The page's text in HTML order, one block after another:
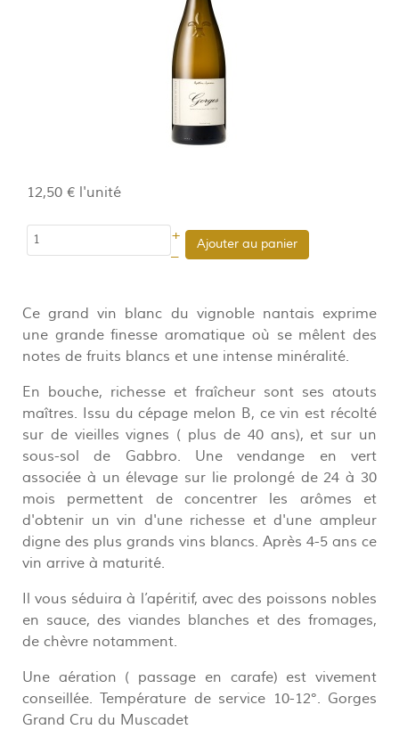
12,50 € l'unité
+
–
Ajouter au panier
Ce grand vin blanc du vignoble nantais exprime
une grande finesse aromatique où se mêlent des
notes de fruits blancs et une intense minéralité.
En bouche, richesse et fraîcheur sont ses atouts
maîtres. Issu du cépage melon B, ce vin est récolté
sur de vieilles vignes ( plus de 40 ans), et sur un
sous-sol de Gabbro. Une vendange en vert
associée à un élevage sur lie prolongé de 24 à 30
mois permettent de concentrer les arômes et
d'obtenir un vin d'une richesse et d'une ampleur
digne des plus grands vins blancs. Après 4-5 ans ce
vin arrive à maturité.
Il vous séduira à l’apéritif, avec des poissons nobles
en sauce, des viandes blanches et des fromages,
de chèvre notamment.
Une aération ( passage en carafe) est vivement
conseillée. Température de service 10-12°. Gorges
Grand Cru du Muscadet